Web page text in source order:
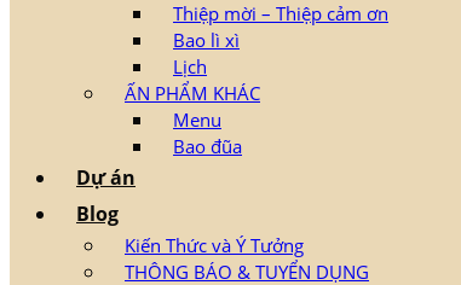
Thiệp mời – Thiệp cảm ơn
Bao lì xì
Lịch
ẤN PHẨM KHÁC
Menu
Bao đũa
Dự án
Blog
Kiến Thức và Ý Tưởng
THÔNG BÁO & TUYỂN DỤNG